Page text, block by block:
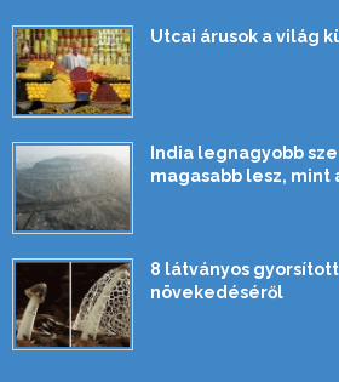
Utcai árusok a világ
India legnagyobb
magasabb lesz, mint
8 látványos
növekedéséről